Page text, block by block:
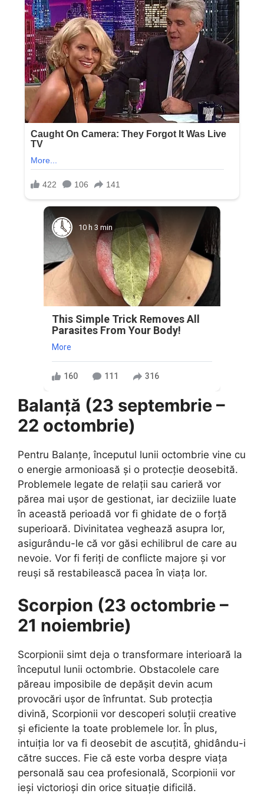
10 h 3 min
This Simple Trick Removes All
Parasites From Your Body!
More
160 111 316
Balanță (23 septembrie –
22 octombrie)
Pentru Balanțe, începutul lunii octombrie vine cu
o energie armonioasă și o protecție deosebită.
Problemele legate de relații sau carieră vor
părea mai ușor de gestionat, iar deciziile luate
în această perioadă vor fi ghidate de o forță
superioară. Divinitatea veghează asupra lor,
asigurându-le că vor găsi echilibrul de care au
nevoie. Vor fi feriți de conflicte majore și vor
reuși să restabilească pacea în viața lor.
Scorpion (23 octombrie –
21 noiembrie)
Scorpionii simt deja o transformare interioară la
începutul lunii octombrie. Obstacolele care
păreau imposibile de depășit devin acum
provocări ușor de înfruntat. Sub protecția
divină, Scorpionii vor descoperi soluții creative
și eficiente la toate problemele lor. În plus,
intuiția lor va fi deosebit de ascuțită, ghidându-i
către succes. Fie că este vorba despre viața
personală sau cea profesională, Scorpionii vor
ieși victorioși din orice situație dificilă.